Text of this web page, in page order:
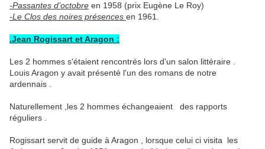
-Passantes d’octobre en 1958 (prix Eugène Le Roy)
-Le Clos des noires présences en 1961.
.Jean Rogissart et Aragon :
Les 2 hommes s'étaient rencontrés lors d'un salon littéraire .
Louis Aragon y avait présenté l'un des romans de notre
ardennais .
Naturellement ,les 2 hommes échangeaient des rapports
réguliers .
Rogissart servit de guide à Aragon , lorsque celui ci visita les